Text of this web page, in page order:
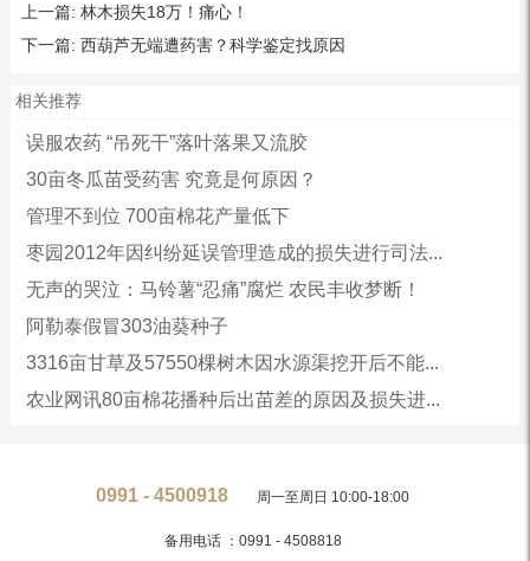
上一篇: 林木损失18万！痛心！
下一篇: 西葫芦无端遭药害？科学鉴定找原因
相关推荐
误服农药 “吊死干”落叶落果又流胶
30亩冬瓜苗受药害 究竟是何原因？
管理不到位 700亩棉花产量低下
枣园2012年因纠纷延误管理造成的损失进行司法...
无声的哭泣：马铃薯“忍痛”腐烂 农民丰收梦断！
阿勒泰假冒303油葵种子
3316亩甘草及57550棵树木因水源渠挖开后不能...
农业网讯80亩棉花播种后出苗差的原因及损失进...
0991 - 4500918 周一至周日 10:00-18:00
备用电话 ：0991 - 4508818